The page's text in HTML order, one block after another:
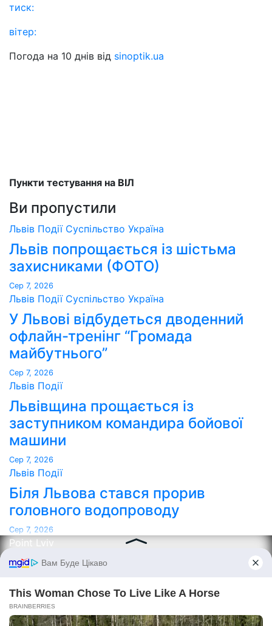
тиск:
вітер:
Погода на 10 днів від sinoptik.ua
Пункти тестування на ВІЛ
Ви пропустили
Львів Події Суспільство Україна
Львів попрощається із шістьма
захисниками (ФОТО)
Сер 7, 2026
Львів Події Суспільство Україна
У Львові відбудеться дводенний
офлайн-тренінг “Громада
майбутнього”
Сер 7, 2026
Львів Події
Львівщина прощається із
заступником командира бойової
машини
Сер 7, 2026
Львів Події
Біля Львова стався прорив
головного водопроводу
Сер 7, 2026
Point Lviv
Сайт працює на WordPress
Themeansar.